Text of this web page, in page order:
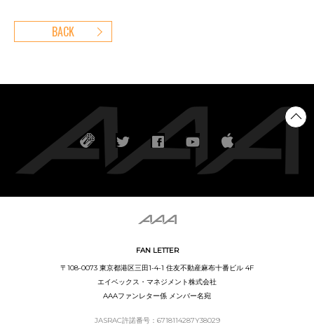
BACK
FAN LETTER
〒108-0073 東京都港区三田1-4-1 住友不動産麻布十番ビル 4F
エイベックス・マネジメント株式会社
AAAファンレター係 メンバー名宛
JASRAC許諾番号：6718114287Y38029